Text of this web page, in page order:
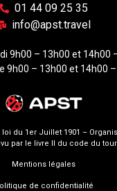
01 44 09 25 35
info@apst.travel
9h00 – 13h00 et 14h00
9h00 – 13h00 et 14h00
du 1er Juillet 1901 –
par le livre II du code du
Mentions légales
de confidentialité